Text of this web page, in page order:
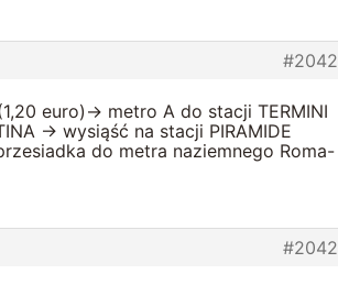
euro)-> metro A do stacji TERMINI
-> wysiąść na stacji PIRAMIDE
do metra naziemnego Roma-